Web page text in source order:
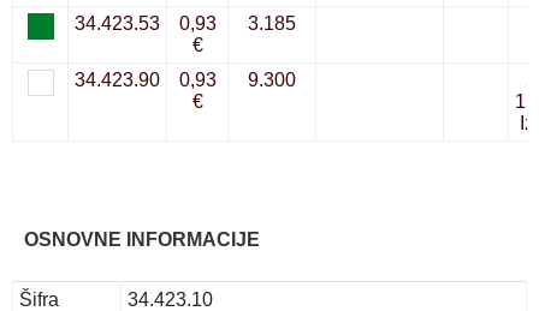
34.423.53
0,93
€
3.185
34.423.90
0,93
€
9.300
OSNOVNE INFORMACIJE
Šifra
34.423.10